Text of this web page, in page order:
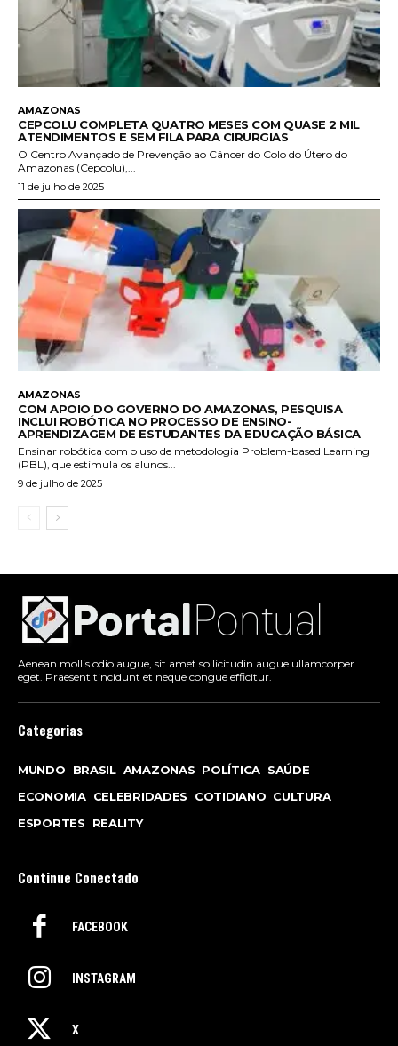
AMAZONAS
CEPCOLU COMPLETA QUATRO MESES COM QUASE 2 MIL
ATENDIMENTOS E SEM FILA PARA CIRURGIAS
O Centro Avançado de Prevenção ao Câncer do Colo do Útero do
Amazonas (Cepcolu),...
11 de julho de 2025
AMAZONAS
COM APOIO DO GOVERNO DO AMAZONAS, PESQUISA
INCLUI ROBÓTICA NO PROCESSO DE ENSINO-
APRENDIZAGEM DE ESTUDANTES DA EDUCAÇÃO BÁSICA
Ensinar robótica com o uso de metodologia Problem-based Learning
(PBL), que estimula os alunos...
9 de julho de 2025
Aenean mollis odio augue, sit amet sollicitudin augue ullamcorper
eget. Praesent tincidunt et neque congue efficitur.
Categorias
MUNDO BRASIL AMAZONAS POLÍTICA SAÚDE
ECONOMIA CELEBRIDADES COTIDIANO CULTURA
ESPORTES
REALITY
Continue Conectado
FACEBOOK
INSTAGRAM
X